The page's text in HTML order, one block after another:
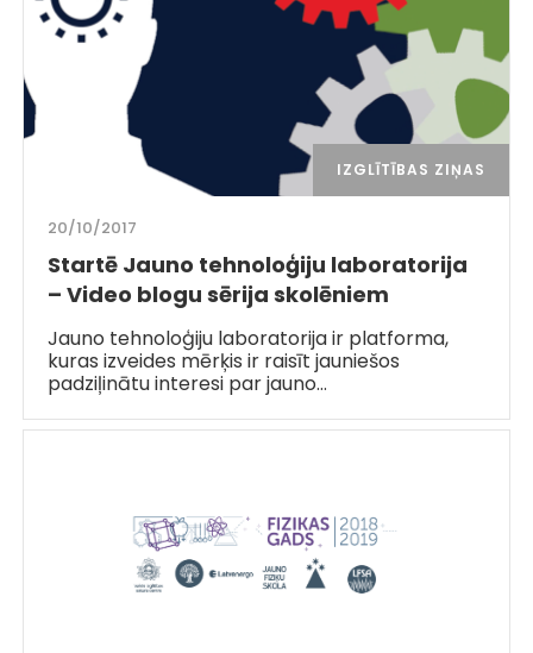
IZGLĪTĪBAS ZIŅAS
20/10/2017
Startē Jauno tehnoloģiju laboratorija
– Video blogu sērija skolēniem
Jauno tehnoloģiju laboratorija ir platforma,
kuras izveides mērķis ir raisīt jauniešos
padziļinātu interesi par jauno…